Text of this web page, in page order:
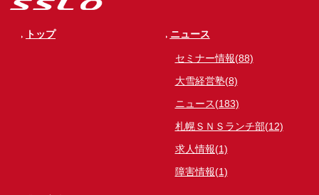
トップ ニュース
セミナー情報(88)
大雪経営塾(8)
ニュース(183)
札幌ＳＮＳランチ部(12)
求人情報(1)
障害情報(1)